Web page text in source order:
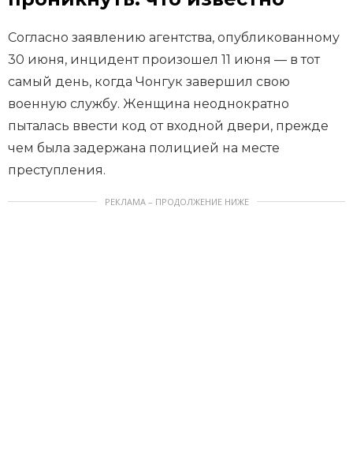
Согласно заявлению агентства, опубликованному
30 июня, инцидент произошел 11 июня — в тот
самый день, когда Чонгук завершил свою
военную службу. Женщина неоднократно
пыталась ввести код от входной двери, прежде
чем была задержана полицией на месте
преступления.
РЕКЛАМА – ПРОДОЛЖЕНИЕ НИЖЕ